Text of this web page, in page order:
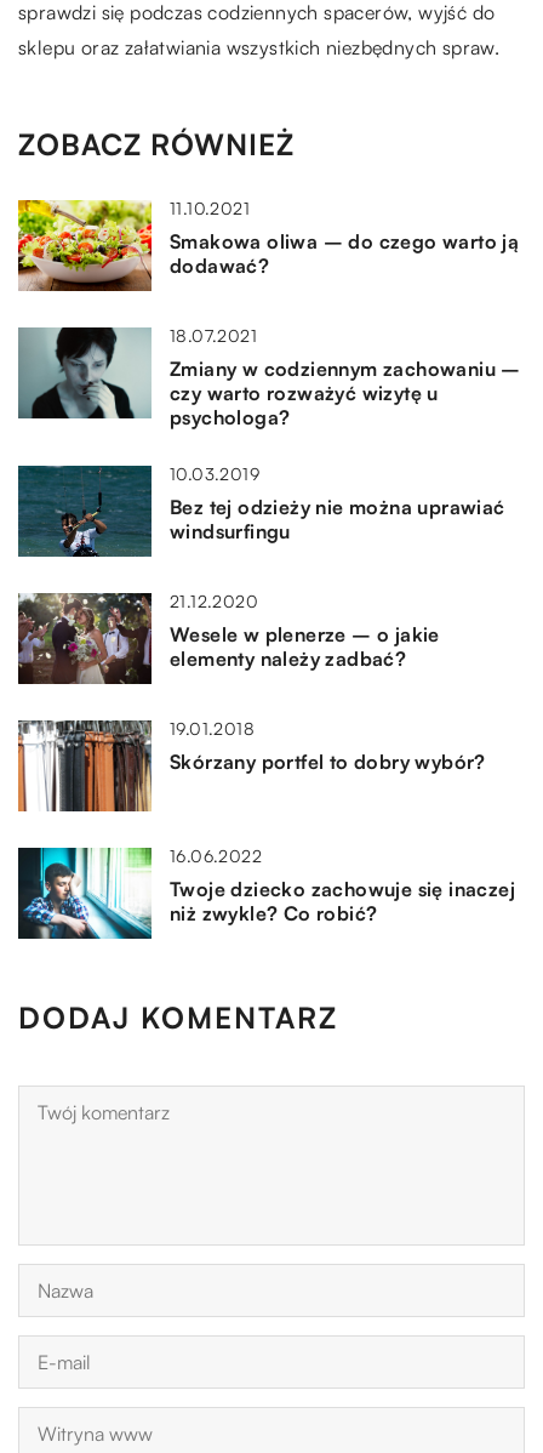
sprawdzi się podczas codziennych spacerów, wyjść do
sklepu oraz załatwiania wszystkich niezbędnych spraw.
ZOBACZ RÓWNIEŻ
11.10.2021
Smakowa oliwa – do czego warto ją
dodawać?
18.07.2021
Zmiany w codziennym zachowaniu –
czy warto rozważyć wizytę u
psychologa?
10.03.2019
Bez tej odzieży nie można uprawiać
windsurfingu
21.12.2020
Wesele w plenerze – o jakie
elementy należy zadbać?
19.01.2018
Skórzany portfel to dobry wybór?
16.06.2022
Twoje dziecko zachowuje się inaczej
niż zwykle? Co robić?
DODAJ KOMENTARZ